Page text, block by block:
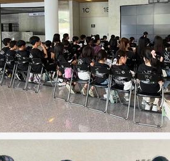
心文藝競賽 國際教育 Star of